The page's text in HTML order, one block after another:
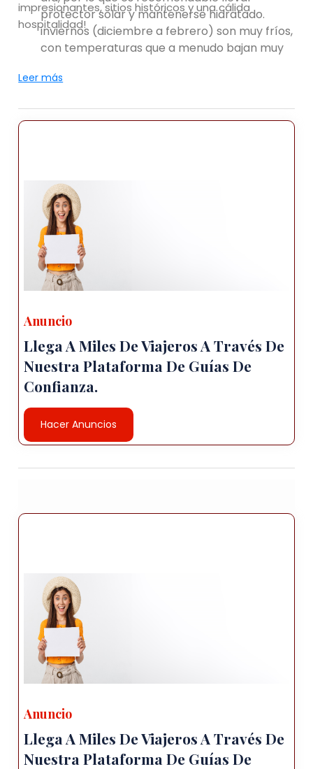
protector solar y mantenerse hidratado.
inviernos (diciembre a febrero) son muy fríos,
con temperaturas que a menudo bajan muy
recomienda empacar ropa liviana para el
algunos populares lugares para visitar:
Monte Ararat: Maravíllate ante el majestuoso
Monte Ararat, el pico más alto en Turquía y un
símbolo icónico de la región. La montaña es
un popular destino para el senderismo y el
montañismo, aunque la subida a la La cumbre
requiere experiencia y preparación.
Palacio Ishak Pasha: explora el magnífico
Palacio Ishak Pasha, Ubicado cerca de la
ciudad de Doğubeyazıt. Este palacio otomano
del siglo XVII es una obra maestra de la
arquitectura, que combina turco, persa y
Influencias armenias.
Parque Nacional Ağrı: descubra la belleza
el monte Ararat. El parque ofrece
montaña importante de la región. Según la
biblia Según la tradición, aquí es donde
descansó el Arca de Noé después del Gran
Diluvio.
Actividades al aire libre: Ağrı es un paraíso
para los entusiastas del aire libre, ofreciendo
una variedad de actividades en medio de su
impresionante entorno natural. paisajes. Aquí
hay algunas opciones notables:
Trekking y Montañismo: Embárcate en
impresionantes, sitios históricos y una cálida
hospitalidad!
Leer más
Anuncio
Llega A Miles De Viajeros A Través De
Nuestra Plataforma De Guías De
Confianza.
Hacer Anuncios
Anuncio
Llega A Miles De Viajeros A Través De
Nuestra Plataforma De Guías De